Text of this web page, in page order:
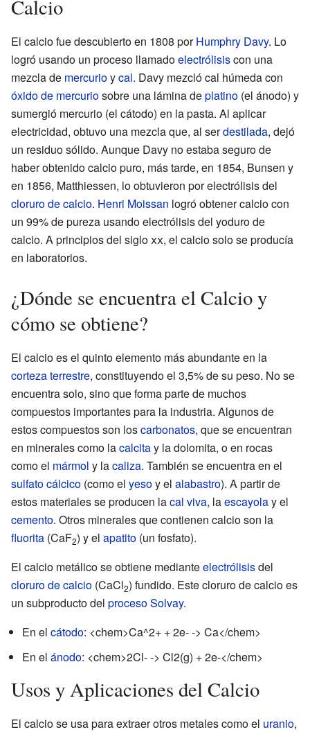
Calcio
El calcio fue descubierto en 1808 porHumphry Davy. Lo
logró usando un proceso llamadoelectrólisiscon una
mezcla de mercurioycal. Davy mezcló cal húmeda con
óxido de mercuriosobre una lámina deplatino (el ánodo) y
sumergió mercurio (el cátodo) en la pasta. Al aplicar
electricidad, obtuvo una mezcla que, al serdestilada, dejó
un residuo sólido. Aunque Davy no estaba seguro de
haber obtenido calcio puro, más tarde, en 1854, Bunsen y
en 1856, Matthiessen, lo obtuvieron por electrólisis del
cloruro de calcio. Henri Moissan logró obtener calcio con
un 99% de pureza usando electrólisis del yoduro de
calcio. A principios del sigloxx, el calcio solo se producía
en laboratorios.
¿Dónde se encuentra el Calcio y
cómo se obtiene?
El calcio es el quinto elemento más abundante en la
corteza terrestre, constituyendo el 3,5% de su peso. No se
encuentra solo, sino que forma parte de muchos
compuestos importantes para la industria. Algunos de
estos compuestos son loscarbonatos, que se encuentran
en minerales como lacalcitay la dolomita, o en rocas
como el mármol y lacaliza. También se encuentra en el
sulfato cálcico (como el yesoy el alabastro). A partir de
estos materiales se producen lacal viva, laescayolay el
cemento. Otros minerales que contienen calcio son la
fluorita (CaF2) y el apatito (un fosfato).
El calcio metálico se obtiene medianteelectrólisisdel
cloruro de calcio (CaCl2) fundido. Este cloruro de calcio es
un subproducto del proceso Solvay.
En el cátodo: <chem>Ca^2+ + 2e- -> Ca</chem>
En el ánodo: <chem>2Cl- -> Cl2(g) + 2e-</chem>
Usos y Aplicaciones del Calcio
El calcio se usa para extraer otros metales como el uranio,